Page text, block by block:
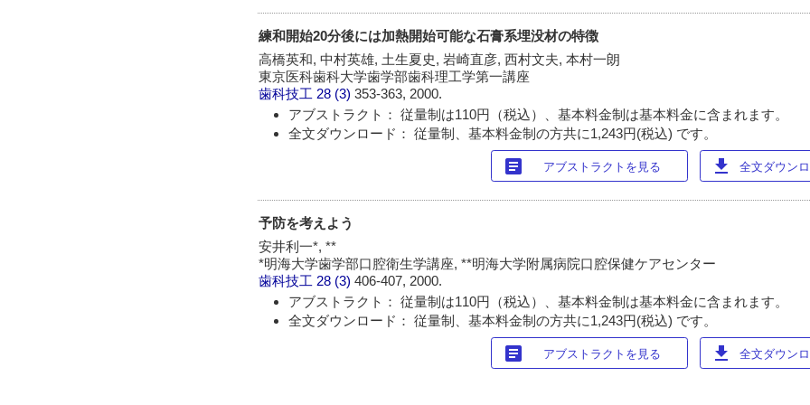
練和開始20分後には加熱開始可能な石膏系埋没材の特徴
高橋英和, 中村英雄, 土生夏史, 岩崎直彦, 西村文夫, 本村一朗
東京医科歯科大学歯学部歯科理工学第一講座
歯科技工 28 (3)353-363, 2000.
アブストラクト： 従量制は110円（税込）、基本料金制は基本料金に含まれます。
全文ダウンロード： 従量制、基本料金制の方共に1,243円(税込) です。
article アブストラクトを見る download 全文ダウン
予防を考えよう
安井利一*, **
*明海大学歯学部口腔衛生学講座, **明海大学附属病院口腔保健ケアセンター
歯科技工 28 (3)406-407, 2000.
アブストラクト： 従量制は110円（税込）、基本料金制は基本料金に含まれます。
全文ダウンロード： 従量制、基本料金制の方共に1,243円(税込) です。
article アブストラクトを見る download 全文ダウン